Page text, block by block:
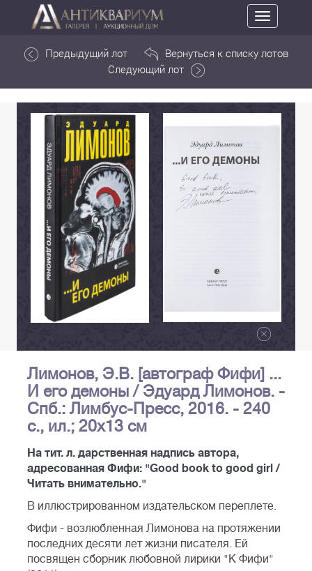
Toggle
navigation
Предыдущий лот
Вернуться к списку лотов
Следующий лот
Лимонов, Э.В. [автограф Фифи] ...
И его демоны / Эдуард Лимонов. -
Спб.: Лимбус-Пресс, 2016. - 240
с., ил.; 20х13 см
На тит. л. дарственная надпись автора,
адресованная Фифи: "Good book to good girl /
Читать внимательно."
В иллюстрированном издательском переплете.
Фифи - возлюбленная Лимонова на протяжении
последних десяти лет жизни писателя. Ей
посвящен сборник любовной лирики "К Фифи"